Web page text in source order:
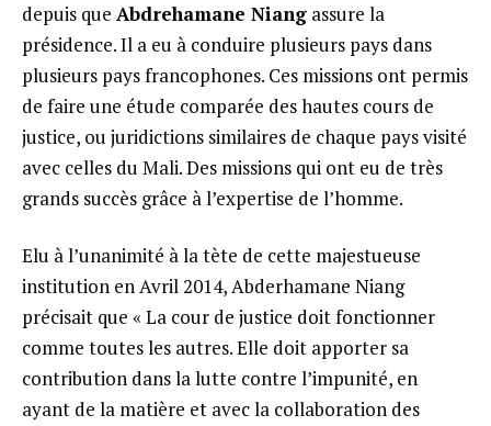
depuis que Abdrehamane Niang assure la
présidence. Il a eu à conduire plusieurs pays dans
plusieurs pays francophones. Ces missions ont permis
de faire une étude comparée des hautes cours de
justice, ou juridictions similaires de chaque pays visité
avec celles du Mali. Des missions qui ont eu de très
grands succès grâce à l’expertise de l’homme.
Elu à l’unanimité à la tète de cette majestueuse
institution en Avril 2014, Abderhamane Niang
précisait que « La cour de justice doit fonctionner
comme toutes les autres. Elle doit apporter sa
contribution dans la lutte contre l’impunité, en
ayant de la matière et avec la collaboration des